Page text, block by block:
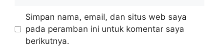
Simpan nama, email, dan situs web saya
pada peramban ini untuk komentar saya
berikutnya.